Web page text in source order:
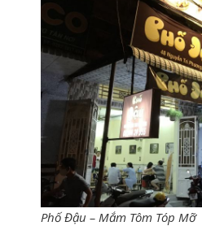
Phố Đậu – Mắm Tôm Tóp Mỡ